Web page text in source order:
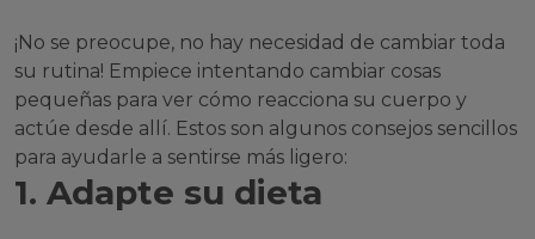
¡No se preocupe, no hay necesidad de cambiar toda
su rutina! Empiece intentando cambiar cosas
pequeñas para ver cómo reacciona su cuerpo y
actúe desde allí. Estos son algunos consejos sencillos
para ayudarle a sentirse más ligero:
1. Adapte su dieta